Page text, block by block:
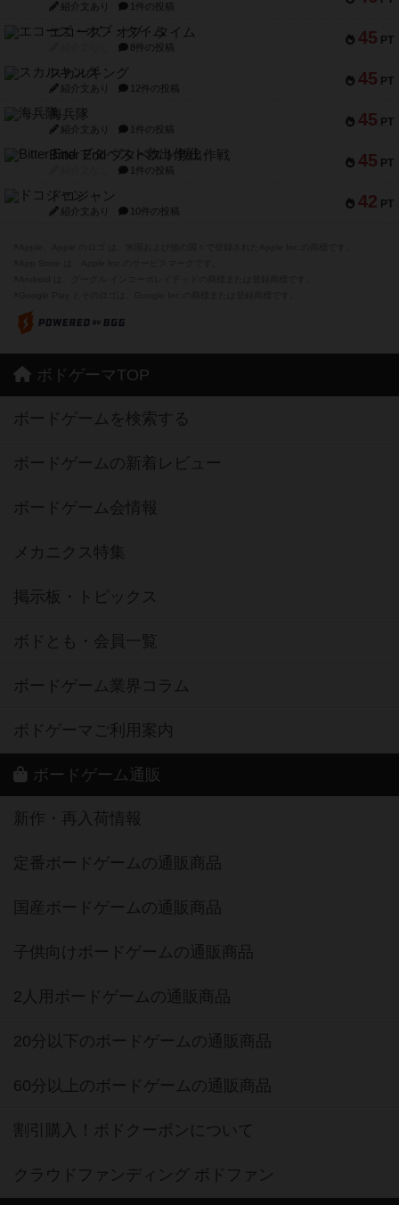
紹介文あり 1件の投稿
45 PT
エコーズ・オブ・タイム
8件の投稿
45 PT
スカルキング
紹介文あり 12件の投稿
45 PT
海兵隊
紹介文あり 1件の投稿
45 PT
Bitter End ブタペスト救出作戦
1件の投稿
42 PT
ドコジャン
紹介文あり 10件の投稿
ボドゲーマTOP
ボードゲームを検索する
ボードゲームの新着レビュー
ボードゲーム会情報
メカニクス特集
掲示板・トピックス
ボドとも・会員一覧
ボードゲーム業界コラム
ボドゲーマご利用案内
ボードゲーム通販
新作・再入荷情報
定番ボードゲームの通販商品
国産ボードゲームの通販商品
子供向けボードゲームの通販商品
2人用ボードゲームの通販商品
20分以下のボードゲームの通販商品
60分以上のボードゲームの通販商品
割引購入！ボドクーポンについて
クラウドファンディング ボドファン